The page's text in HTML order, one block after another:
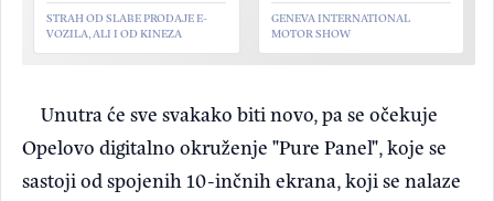
STRAH OD SLABE PRODAJE E-
VOZILA, ALI I OD KINEZA
GENEVA INTERNATIONAL
MOTOR SHOW
Unutra će sve svakako biti novo, pa se očekuje
Opelovo digitalno okruženje "Pure Panel", koje se
sastoji od spojenih 10-inčnih ekrana, koji se nalaze